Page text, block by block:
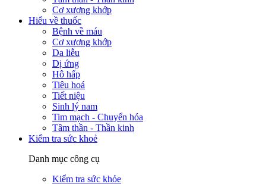
Cơ xương khớp
Hiểu về thuốc
Bệnh về máu
Cơ xương khớp
Da liễu
Dị ứng
Hô hấp
Tiêu hoá
Tiết niệu
Sinh lý nam
Tim mạch - Chuyển hóa
Tâm thần - Thần kinh
Kiểm tra sức khoẻ
Danh mục công cụ
Kiểm tra sức khỏe